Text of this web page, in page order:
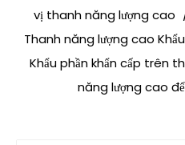
vị thanh năng lượng cao
Thanh năng lượng cao
Khẩu phần khẩn cấp trên
năng lượng cao